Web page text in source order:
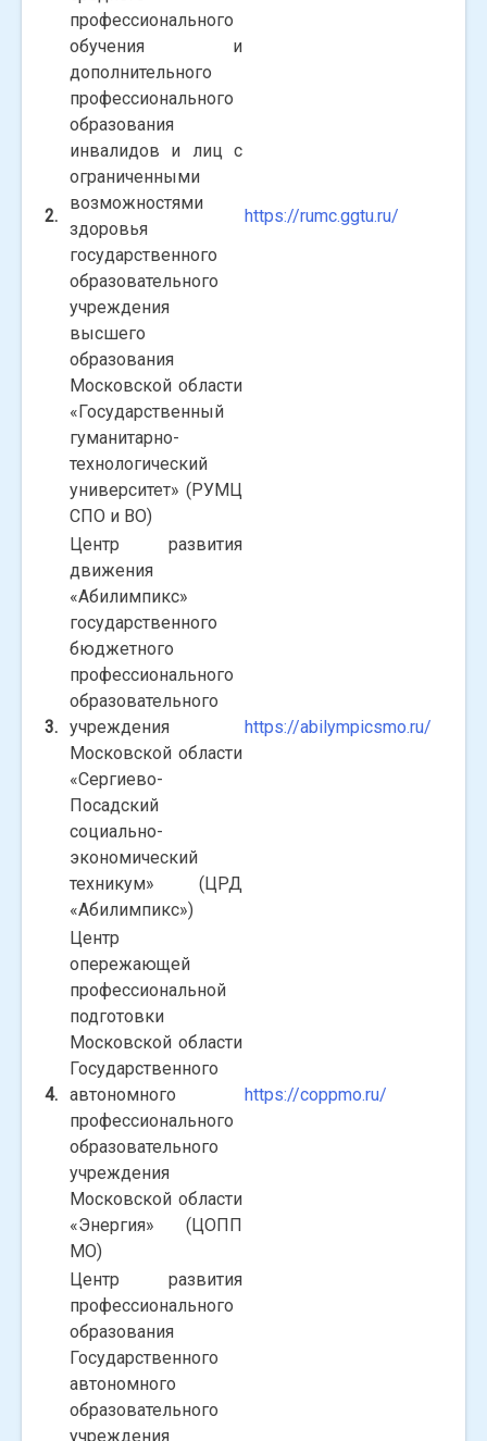
2.
профессионального
обучения и
дополнительного
профессионального
образования
инвалидов и лиц с
ограниченными
возможностями
здоровья
государственного
образовательного
учреждения
высшего
образования
Московской области
«Государственный
гуманитарно-
технологический
университет» (РУМЦ
СПО и ВО)
https://rumc.ggtu.ru/
3.
Центр развития
движения
«Абилимпикс»
государственного
бюджетного
профессионального
образовательного
учреждения
Московской области
«Сергиево-
Посадский
социально-
экономический
техникум» (ЦРД
«Абилимпикс»)
https://abilympicsmo.ru/
4.
Центр
опережающей
профессиональной
подготовки
Московской области
Государственного
автономного
профессионального
образовательного
учреждения
Московской области
«Энергия» (ЦОПП
МО)
https://coppmo.ru/
Центр развития
профессионального
образования
Государственного
автономного
образовательного
учреждения